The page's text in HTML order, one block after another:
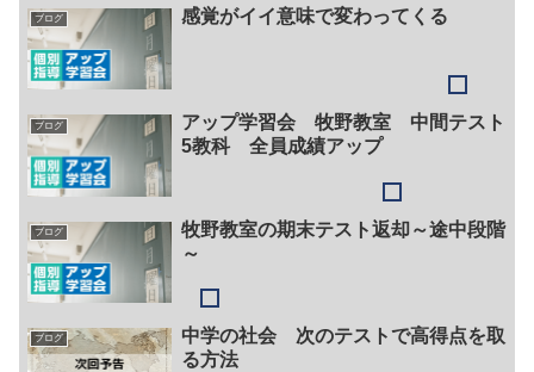
ブログ 感覚がイイ意味で変わってくる
ブログ
アップ学習会 牧野教室 中間テスト
5教科 全員成績アップ
ブログ
牧野教室の期末テスト返却～途中段階
～
ブログ
中学の社会 次のテストで高得点を取
る方法